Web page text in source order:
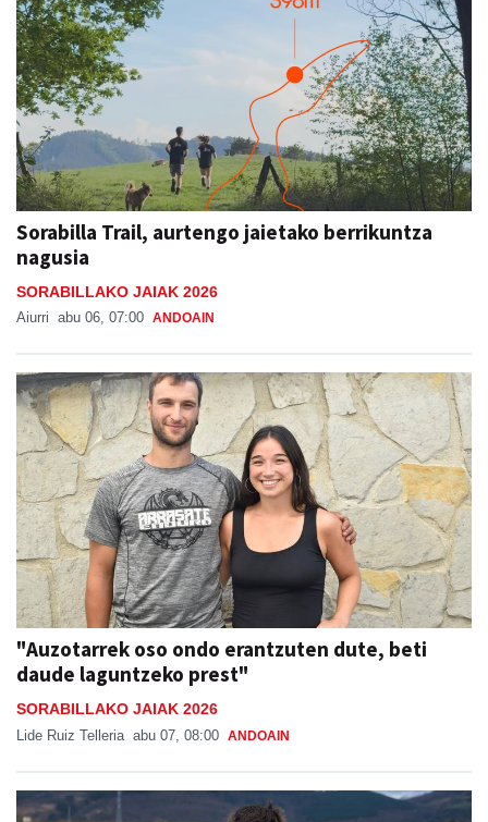
Sorabilla Trail, aurtengo jaietako berrikuntza
nagusia
SORABILLAKO JAIAK 2026
Aiurri abu 06, 07:00 ANDOAIN
"Auzotarrek oso ondo erantzuten dute, beti
daude laguntzeko prest"
SORABILLAKO JAIAK 2026
Lide Ruiz Telleria abu 07, 08:00 ANDOAIN